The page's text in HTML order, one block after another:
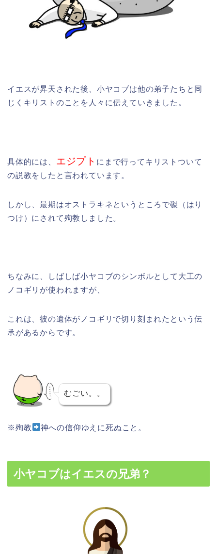
イエスが昇天された後、小ヤコブは他の弟子たちと同
じくキリストのことを人々に伝えていきました。
具体的には、 エジプト にまで行ってキリストついて
の説教をしたと言われています。
しかし、最期はオストラキネというところで磔（はり
つけ）にされて殉教しました。
ちなみに、しばしば小ヤコブのシンボルとして大工の
ノコギリが使われますが、
これは、彼の遺体がノコギリで切り刻まれたという伝
承があるからです。
むごい。。
※殉教 神への信仰ゆえに死ぬこと。
小ヤコブはイエスの兄弟？